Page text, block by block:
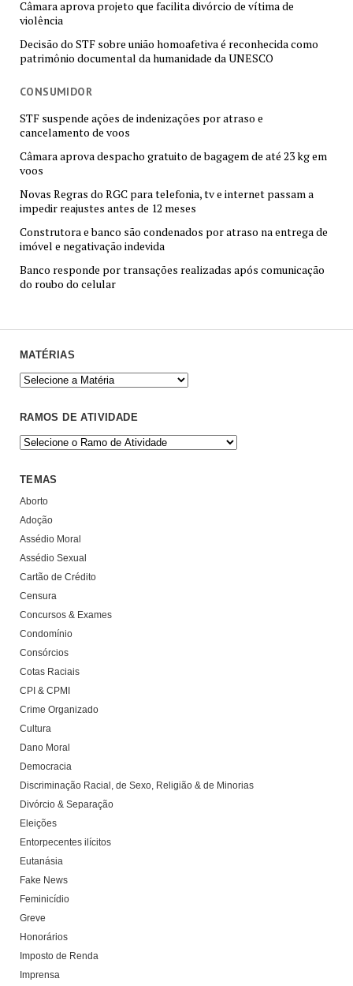
Câmara aprova projeto que facilita divórcio de vítima de
violência
Decisão do STF sobre união homoafetiva é reconhecida como
patrimônio documental da humanidade da UNESCO
CONSUMIDOR
STF suspende ações de indenizações por atraso e
cancelamento de voos
Câmara aprova despacho gratuito de bagagem de até 23 kg em
voos
Novas Regras do RGC para telefonia, tv e internet passam a
impedir reajustes antes de 12 meses
Construtora e banco são condenados por atraso na entrega de
imóvel e negativação indevida
Banco responde por transações realizadas após comunicação
do roubo do celular
MATÉRIAS
RAMOS DE ATIVIDADE
TEMAS
Aborto
Adoção
Assédio Moral
Assédio Sexual
Cartão de Crédito
Censura
Concursos & Exames
Condomínio
Consórcios
Cotas Raciais
CPI & CPMI
Crime Organizado
Cultura
Dano Moral
Democracia
Discriminação Racial, de Sexo, Religião & de Minorias
Divórcio & Separação
Eleições
Entorpecentes ilícitos
Eutanásia
Fake News
Feminicídio
Greve
Honorários
Imposto de Renda
Imprensa